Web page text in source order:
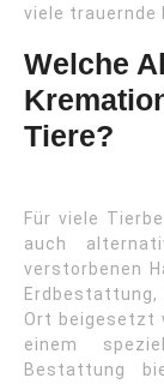
viele trauernde
Welche
Tiere?
Für viele
auch
verstorbenen
Erdbestattung,
Ort beigesetzt
einem
Bestattung